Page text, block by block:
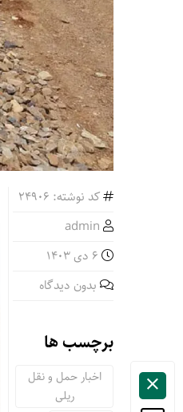
کد نوشته: 24906
admin
بدون دیدگاه
برچسب ها
اخبار حمل و نقل
ریلی